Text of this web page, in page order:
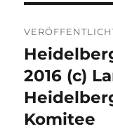
2016 (c)
Komitee